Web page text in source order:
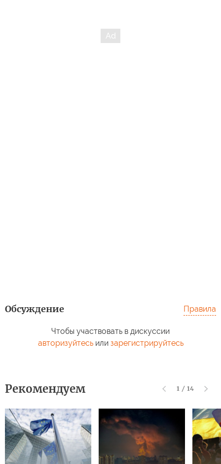
Обсуждение Правила
Чтобы участвовать в дискуссии
авторизуйтесьили зарегистрируйтесь
Рекомендуем 1 / 14